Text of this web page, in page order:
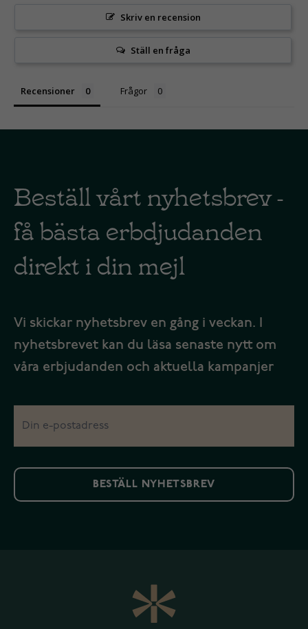
Skriv en recension
Ställ en fråga
Recensioner Frågor
Beställ vårt nyhetsbrev -
få bästa erbdjudanden
direkt i din mejl
Vi skickar nyhetsbrev en gång i veckan. I
nyhetsbrevet kan du läsa senaste nytt om
våra erbjudanden och aktuella kampanjer
BESTÄLL NYHETSBREV